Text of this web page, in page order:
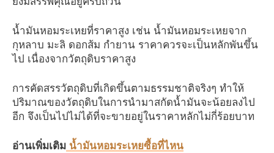
น้ำมันหอมระเหยที่ราคาสูง เช่น น้ำมันหอมระเหยจาก
กุหลาบ มะลิ ดอกส้ม กำยาน ราคาควรจะเป็นหลักพันขึ้น
ไป เนื่องจากวัตถุดิบราคาสูง
การคัดสรรวัตถุดิบที่เกิดขึ้นตามธรรมชาติจริงๆ ทำให้
ปริมาณของวัตถุดิบในการนำมาสกัดน้ำมันจะน้อยลงไป
อีก จึงเป็นไปไม่ได้ที่จะขายอยู่ในราคาหลักไม่กี่ร้อยบาท
อ่านเพิ่มเติม น้ำมันหอมระเหยซื้อที่ไหน